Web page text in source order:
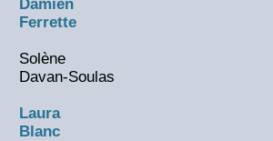
Damien
Ferrette
Solène
Davan-Soulas
Laura
Blanc